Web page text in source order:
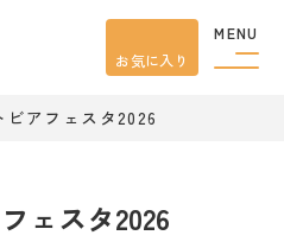
MENU
お気に入り
アフェスタ2026
ェスタ2026
観光案内
グルメ